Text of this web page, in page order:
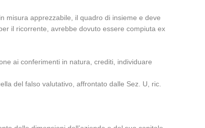
misura apprezzabile, il quadro di insieme e deve
il ricorrente, avrebbe dovuto essere compiuta ex
ai conferimenti in natura, crediti, individuare
del falso valutativo, affrontato dalle Sez. U, ric.